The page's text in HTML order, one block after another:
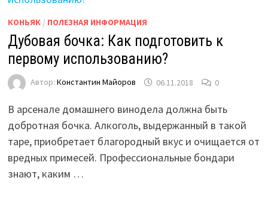
КОНЬЯК/ ПОЛЕЗНАЯ ИНФОРМАЦИЯ
Дубовая бочка: Как подготовить к
первому использованию?
Автор: Константин Майоров 06.11.2018 0
В арсенале домашнего винодела должна быть
добротная бочка. Алкоголь, выдержанный в такой
таре, приобретает благородный вкус и очищается от
вредных примесей. Профессиональные бондари
знают, каким …